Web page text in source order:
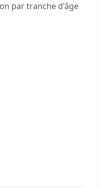
par tranche d'âge